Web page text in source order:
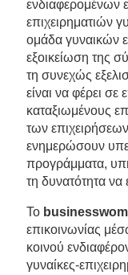
ενδιαφερομένων
επιχειρηματιών
ομάδα γυναικών
εξοικείωση της
τη συνεχώς
είναι να φέρει σε
καταξιωμένους
των
ενημερώσουν
προγράμματα,
τη δυνατότητα
Το
επικοινωνίας
κοινού
γυναίκες-